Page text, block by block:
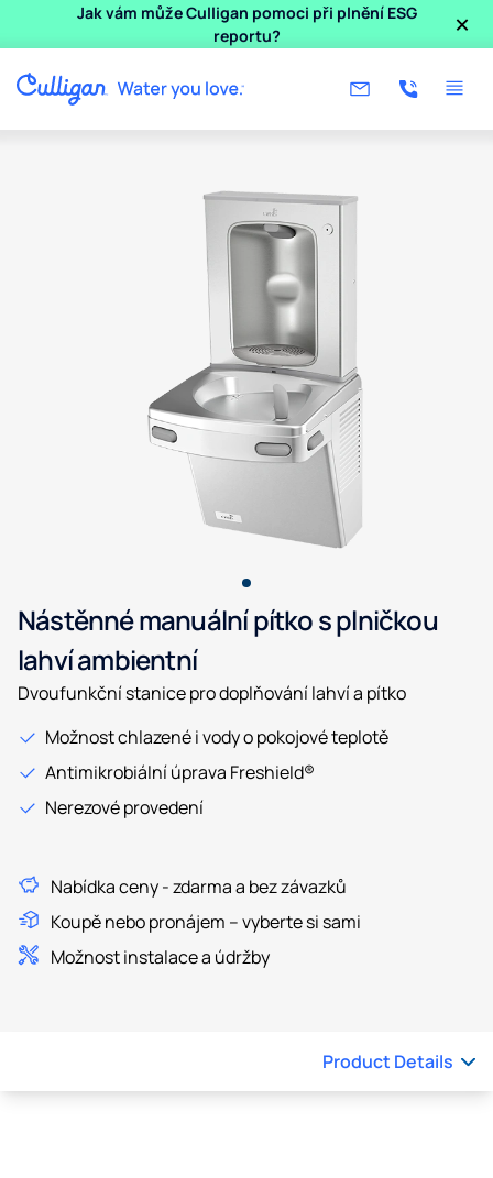
Jak vám může Culligan pomoci při plnění ESG
reportu?
×
Use arrow keys to navigate between product images, or
Nástěnné manuální pítko s plničkou
lahví ambientní
Dvoufunkční stanice pro doplňování lahví a pítko
Možnost chlazené i vody o pokojové teplotě
Antimikrobiální úprava Freshield®
Nerezové provedení
Nabídka ceny - zdarma a bez závazků
Koupě nebo pronájem – vyberte si sami
Možnost instalace a údržby
Product Details